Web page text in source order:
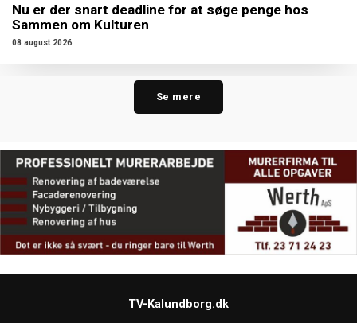
Nu er der snart deadline for at søge penge hos
Sammen om Kulturen
08 august 2026
Se mere
TV-Kalundborg.dk